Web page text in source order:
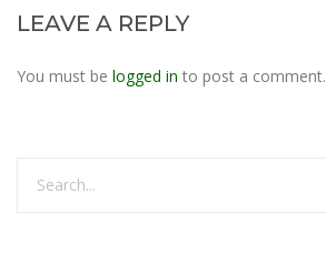
LEAVE A REPLY
You must be logged in to post a comment.